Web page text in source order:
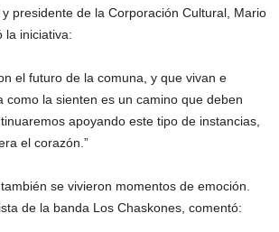
presidente de la Corporación Cultural, Mario
la iniciativa:
el futuro de la comuna, y que vivan e
como la sienten es un camino que deben
apoyando este tipo de instancias,
el corazón.”
se vivieron momentos de emoción.
de la banda Los Chaskones, comentó: